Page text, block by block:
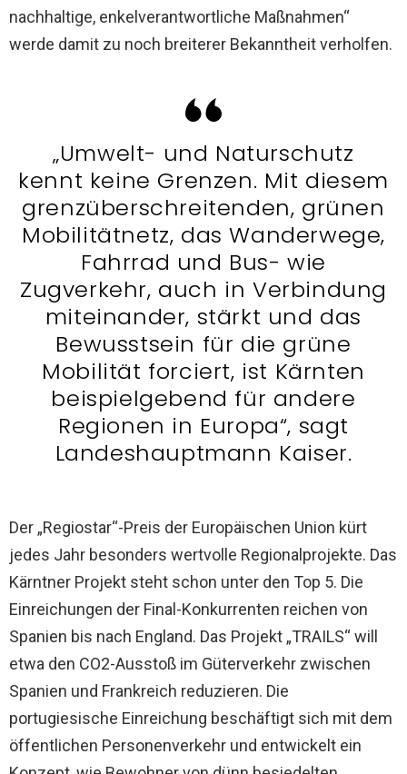
nachhaltige, enkelverantwortliche Maßnahmen“
werde damit zu noch breiterer Bekanntheit verholfen.
„Umwelt- und Naturschutz
kennt keine Grenzen. Mit diesem
grenzüberschreitenden, grünen
Mobilitätnetz, das Wanderwege,
Fahrrad und Bus- wie
Zugverkehr, auch in Verbindung
miteinander, stärkt und das
Bewusstsein für die grüne
Mobilität forciert, ist Kärnten
beispielgebend für andere
Regionen in Europa“, sagt
Landeshauptmann Kaiser.
Der „Regiostar“-Preis der Europäischen Union kürt
jedes Jahr besonders wertvolle Regionalprojekte. Das
Kärntner Projekt steht schon unter den Top 5. Die
Einreichungen der Final-Konkurrenten reichen von
Spanien bis nach England. Das Projekt „TRAILS“ will
etwa den CO2-Ausstoß im Güterverkehr zwischen
Spanien und Frankreich reduzieren. Die
portugiesische Einreichung beschäftigt sich mit dem
öffentlichen Personenverkehr und entwickelt ein